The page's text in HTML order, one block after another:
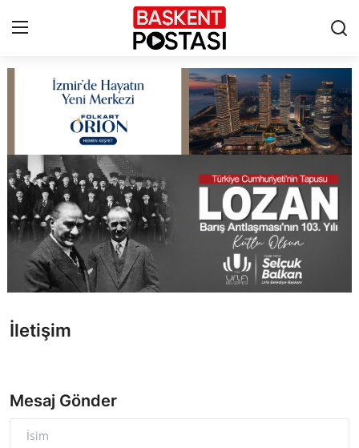
Çerez Politikası
Künye
Ankara
TBMM
Cumhurbaşkanlığı
Siyasi Partiler
İletişim
Mesaj Gönder